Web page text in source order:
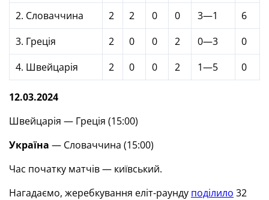
2. Словаччина
2 2 0 0 3—1
6
3. Греція
2 0 0 2 0—3
0
4. Швейцарія
2 0 0 2 1—5 0
12.03.2024
Швейцарія — Греція (15:00)
Україна — Словаччина (15:00)
Час початку матчів — київський.
Нагадаємо, жеребкування еліт-раунду поділило 32